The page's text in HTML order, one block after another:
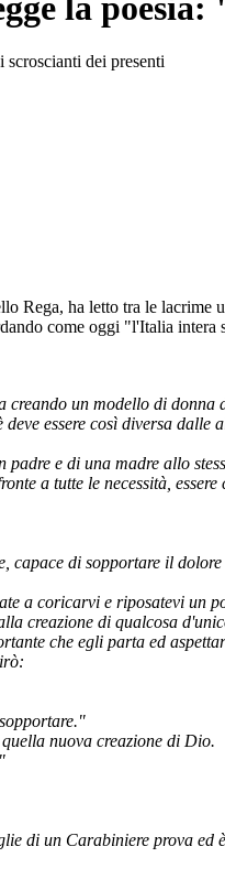
dei presenti
Rega, ha letto tra le
come oggi "l'Italia
un modello di
essere così diversa dalle
e di una madre allo
a tutte le necessità,
di sopportare il
a coricarvi e riposatevi un
creazione di qualcosa
che egli parta ed
nuova creazione di Dio.
di un Carabiniere prova